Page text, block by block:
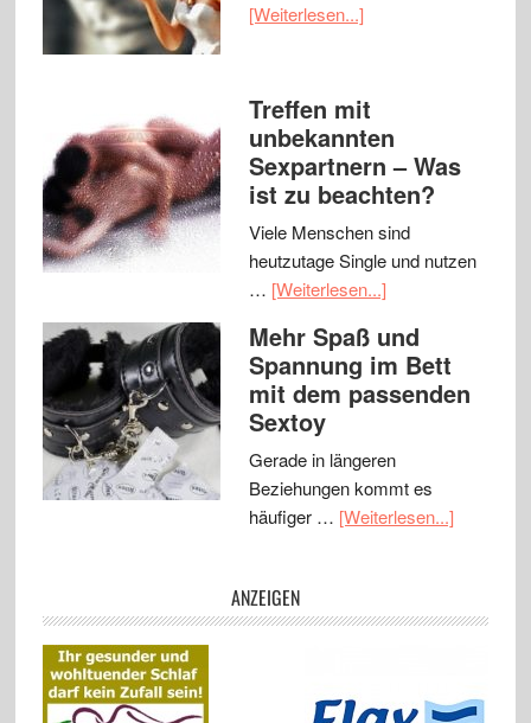
[Weiterlesen...]
Treffen mit
unbekannten
Sexpartnern – Was
ist zu beachten?
Viele Menschen sind
heutzutage Single und nutzen
… [Weiterlesen...]
Mehr Spaß und
Spannung im Bett
mit dem passenden
Sextoy
Gerade in längeren
Beziehungen kommt es
häufiger … [Weiterlesen...]
ANZEIGEN